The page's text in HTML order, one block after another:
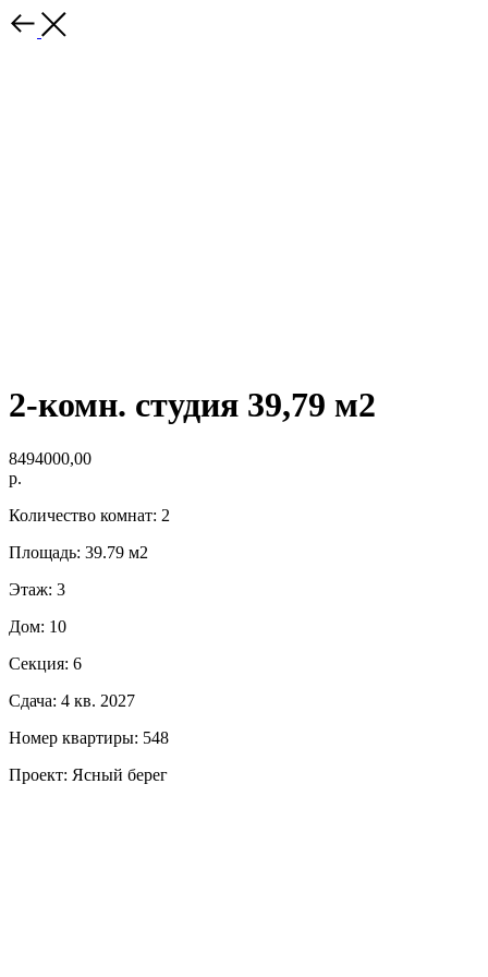
2-комн. студия 39,79 м2
8494000,00
р.
Количество комнат: 2
Площадь: 39.79 м2
Этаж: 3
Дом: 10
Секция: 6
Сдача: 4 кв. 2027
Номер квартиры: 548
Проект: Ясный берег